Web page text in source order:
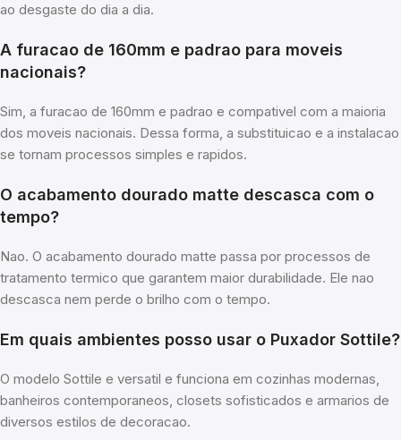
ao desgaste do dia a dia.
A furacao de 160mm e padrao para moveis
nacionais?
Sim, a furacao de 160mm e padrao e compativel com a maioria
dos moveis nacionais. Dessa forma, a substituicao e a instalacao
se tornam processos simples e rapidos.
O acabamento dourado matte descasca com o
tempo?
Nao. O acabamento dourado matte passa por processos de
tratamento termico que garantem maior durabilidade. Ele nao
descasca nem perde o brilho com o tempo.
Em quais ambientes posso usar o Puxador Sottile?
O modelo Sottile e versatil e funciona em cozinhas modernas,
banheiros contemporaneos, closets sofisticados e armarios de
diversos estilos de decoracao.